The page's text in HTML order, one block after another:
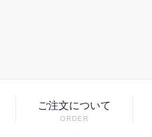
ご注文について
ORDER